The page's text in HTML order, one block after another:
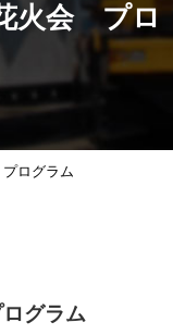
火会 プロ
ログラム
グラム